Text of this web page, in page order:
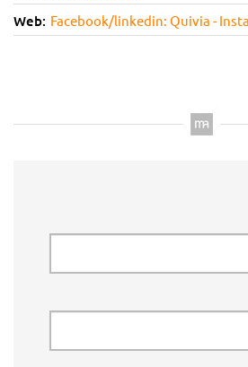
Web: Facebook/linkedin: Quivia -